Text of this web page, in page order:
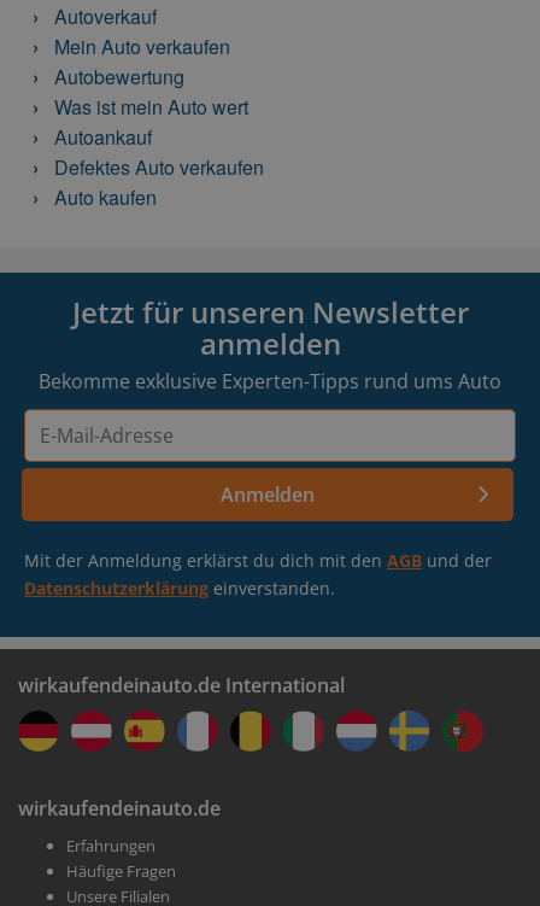
Autoverkauf
Mein Auto verkaufen
Autobewertung
Was ist mein Auto wert
Autoankauf
Defektes Auto verkaufen
Auto kaufen
Jetzt für unseren Newsletter
anmelden
Bekomme exklusive Experten-Tipps rund ums Auto
Adresse
Anmelden
Mit der Anmeldung erklärst du dich mit den AGB und der
Datenschutzerklärung einverstanden.
wirkaufendeinauto.de International
wirkaufendeinauto.de
Erfahrungen
Häufige Fragen
Unsere Filialen